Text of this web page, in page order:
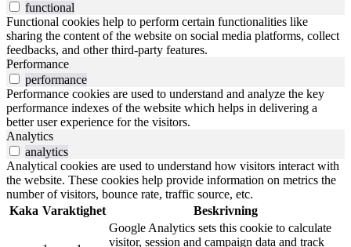
functional
Functional cookies help to perform certain functionalities like
sharing the content of the website on social media platforms, collect
feedbacks, and other third-party features.
Performance
performance
Performance cookies are used to understand and analyze the key
performance indexes of the website which helps in delivering a
better user experience for the visitors.
Analytics
analytics
Analytical cookies are used to understand how visitors interact with
the website. These cookies help provide information on metrics the
number of visitors, bounce rate, traffic source, etc.
Kaka Varaktighet Beskrivning
Google Analytics sets this cookie to calculate
visitor, session and campaign data and track